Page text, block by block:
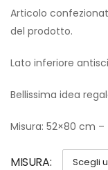
Articolo
del prodotto.
Lato inferiore
Bellissima idea
Misura: 52×80 cm
MISURA